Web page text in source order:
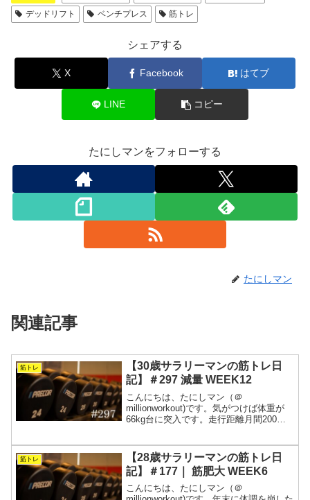
デッドリフト
ベンチプレス 筋トレ
シェアする
X Facebook はてブ
LINE コピー
たにしマンをフォローする
たにしマン
関連記事
筋トレ
【30歳サラリーマンの筋トレ日
記】＃297 減量 WEEK12
こんにちは、たにしマン（＠
millionworkout)です。気がつけば体重が
66kg台に突入です。走行距離月間200
す。身体は軽くなって快適ですが、アン
ダーカロリー...
筋トレ
【28歳サラリーマンの筋トレ日
記】＃177｜ 筋肥大 WEEK6
こんにちは、たにしマン（＠